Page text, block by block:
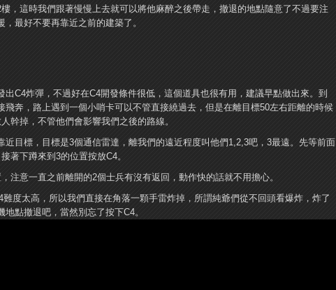
，這時我們跟著慢慢上去就可以將他麻醉之後帶走，撤退的地點隨意了不過要注
，最好不要再靠近之前的建築了。
出C4炸彈，不過好在C4開發條件很低，這個道具也很有用，建議早點做出來。到
飛奔，路上遇到一個小哨卡可以不管直接繞過去，但是在離目標50左右距離的時候
幹掉，不管他們會影響我們之後的路線。
近目標，目標是3個通信雷達，離我們的遠近程度叫他們1,2,3吧，3最遠。先等前面
著下蹲來到3的位置按放C4。
注意一直之前離開的2個士兵有沒有返回，動作快的話就不用擔心。
難度太高，所以我們直接在角落一顆手雷炸掉，所謂純爺們從不回頭看爆炸，炸了
地點撤退吧，當然別忘了按下C4。